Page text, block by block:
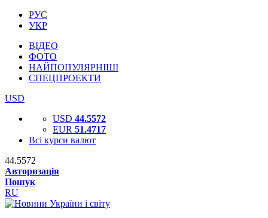
РУС
УКР
ВІДЕО
ФОТО
НАЙПОПУЛЯРНІШІ
СПЕЦПРОЕКТИ
USD
USD 44.5572
EUR 51.4717
Всі курси валют
44.5572
Авторизація
Пошук
RU